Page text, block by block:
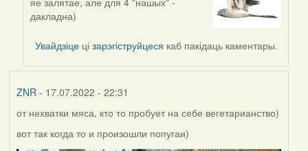
reply
to
Lighty
дакладна)
Увайдзіце цізарэгіструйцеся каб пакідаць каментары.
ZNR- 17.07.2022 - 22:31
от нехватки мяса, кто то пробует на себе вегетарианство)
вот так когда то и произошли попугаи)